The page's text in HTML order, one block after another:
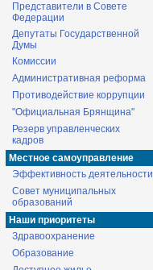
Представители в Совете
Федерации
Депутаты Государственной
Думы
Комиссии
Административная реформа
Противодействие коррупции
"Официальная Брянщина"
Резерв управленческих
кадров
Местное самоуправление
Эффективность деятельности
Совет муниципальных
образований
Наши приоритеты
Здравоохранение
Образование